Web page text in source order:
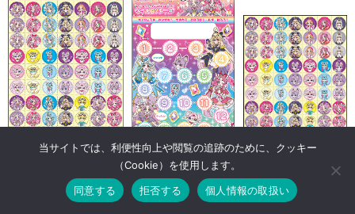
当サイトでは、利便性向上や閲覧の追跡のために、クッキー
（Cookie）を使用します。
同意する
拒否する 個人情報の取扱い